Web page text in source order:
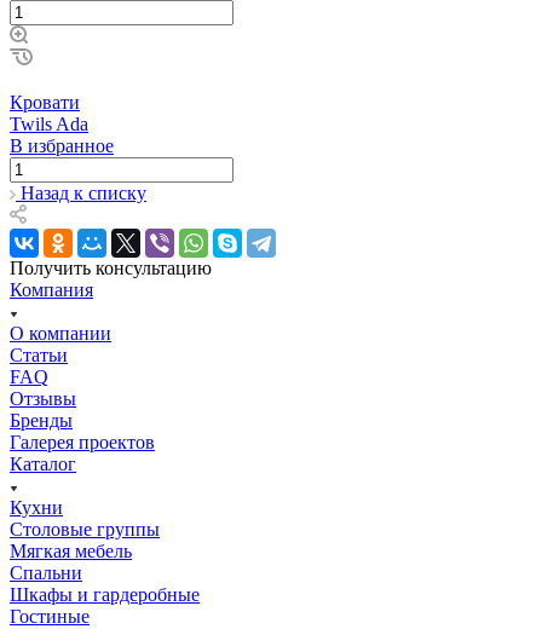
Кровати
Twils Ada
В избранное
Назад к списку
Получить консультацию
Компания
О компании
Статьи
FAQ
Отзывы
Бренды
Галерея проектов
Каталог
Кухни
Столовые группы
Мягкая мебель
Спальни
Шкафы и гардеробные
Гостиные